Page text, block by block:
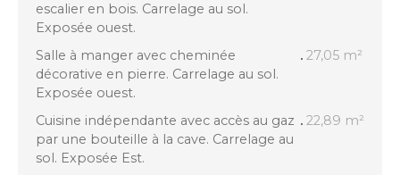
escalier en bois. Carrelage au sol.
Exposée ouest.
Salle à manger avec cheminée
décorative en pierre. Carrelage au sol.
Exposée ouest.
27,05 m²
Cuisine indépendante avec accès au gaz
par une bouteille à la cave. Carrelage au
sol. Exposée Est.
22,89 m²